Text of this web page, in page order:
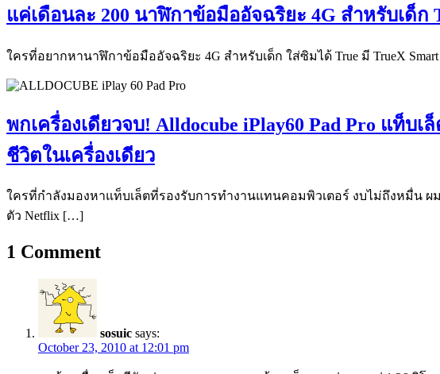
แค่เดือนละ 200 นาฬิกาข้อมืออัจฉริยะ 4G สำหรับเด็ก
ใครที่อยากหานาฬิกาข้อมืออัจฉริยะ 4G สำหรับเด็ก ใส่ซิมได้ True มี TrueX Smart
พกเครื่องเดียวจบ! Alldocube iPlay60 Pad Pro แท็บ
ชีวิตในเครื่องเดียว
ใครที่กำลังมองหาแท็บเล็ตที่รองรับการทำงานแทนคอมพิวเตอร์ งบไม่ถึงหมื่น ผ
ตัว Netflix […]
1 Comment
sosuic says:
October 23, 2010 at 12:01 pm